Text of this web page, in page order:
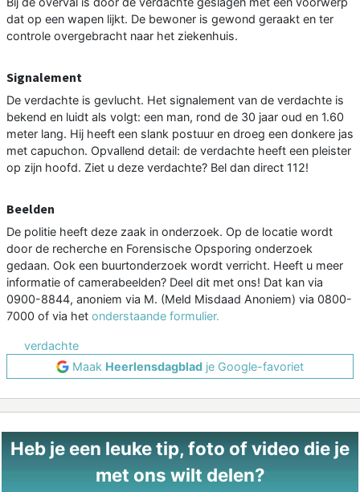
dat op een wapen lijkt. De bewoner is gewond geraakt en ter
controle overgebracht naar het ziekenhuis.
Signalement
De verdachte is gevlucht. Het signalement van de verdachte is
bekend en luidt als volgt: een man, rond de 30 jaar oud en 1.60
meter lang. Hij heeft een slank postuur en droeg een donkere jas
met capuchon. Opvallend detail: de verdachte heeft een pleister
op zijn hoofd. Ziet u deze verdachte? Bel dan direct 112!
Beelden
De politie heeft deze zaak in onderzoek. Op de locatie wordt
door de recherche en Forensische Opsporing onderzoek
gedaan. Ook een buurtonderzoek wordt verricht. Heeft u meer
informatie of camerabeelden? Deel dit met ons! Dat kan via
0900-8844, anoniem via M. (Meld Misdaad Anoniem) via 0800-
7000 of via het onderstaande formulier.
verdachte
Maak Heerlensdagblad je Google-favoriet
Heb je een leuke tip, foto of video die je
met ons wilt delen?